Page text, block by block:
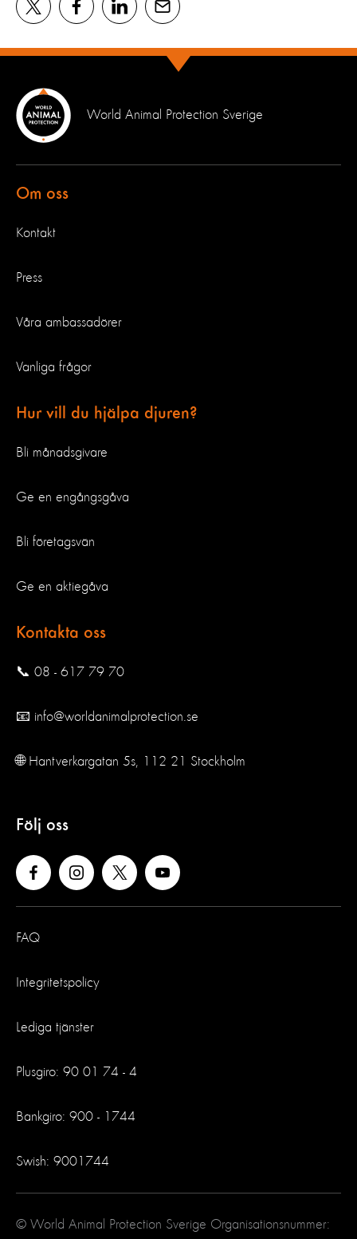
World Animal Protection Sverige
Om oss
Kontakt
Press
Våra ambassadörer
Vanliga frågor
Hur vill du hjälpa djuren?
Bli månadsgivare
Ge en engångsgåva
Bli företagsvän
Ge en aktiegåva
Kontakta oss
📞 08 - 617 79 70
📧 info@worldanimalprotection.se
🌐 Hantverkargatan 5s, 112 21 Stockholm
Följ oss
FAQ
Integritetspolicy
Lediga tjänster
Plusgiro: 90 01 74 - 4
Bankgiro: 900 - 1744
Swish: 9001744
© World Animal Protection Sverige Organisationsnummer: